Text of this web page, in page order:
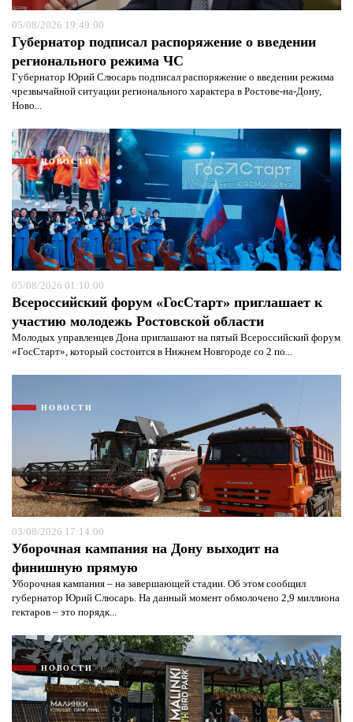
05/08/2026 19:49:00
Губернатор подписал распоряжение о введении
регионального режима ЧС
Губернатор Юрий Слюсарь подписал распоряжение о введении режима
чрезвычайной ситуации регионального характера в Ростове-на-Дону,
Ново...
НОВОСТИ
05/08/2026 01:10:00
Всероссийский форум «ГосСтарт» приглашает к
участию молодежь Ростовской области
Молодых управленцев Дона приглашают на пятый Всероссийский форум
«ГосСтарт», который состоится в Нижнем Новгороде со 2 по...
НОВОСТИ
03/08/2026 17:14:00
Уборочная кампания на Дону выходит на
финишную прямую
Уборочная кампания – на завершающей стадии. Об этом сообщил
губернатор Юрий Слюсарь. На данный момент обмолочено 2,9 миллиона
гектаров – это порядк...
НОВОСТИ
Я согласен с
защиты информации*
Я согласен сполитикой конфиденциальности и
защиты информации*